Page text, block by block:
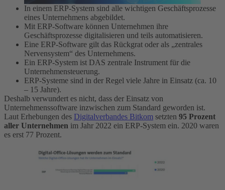
In einem ERP-System sind alle wichtigen Geschäftsprozesse
eines Unternehmens abgebildet.
Mit ERP-Software können Unternehmen ihre
Geschäftsprozesse digitalisieren und teils automatisieren.
Eine ERP-Software gilt das Rückgrat oder als „zentrales
Nervensystem“ des Unternehmens.
Ein ERP-System ist DAS zentrale Instrument für die
Unternehmensteuerung.
ERP-Systeme sind in der Regel viele Jahre in Einsatz (ca. 10
– 15 Jahre).
Deshalb verwundert es nicht, dass der Einsatz von
Unternehmenssoftware inzwischen zum Standard geworden ist.
Laut Erhebungen des Digitalverbandes Bitkom setzten 95 Prozent
aller Unternehmen im Jahr 2022 ein ERP-System ein. 2020 waren
es erst 77 Prozent.